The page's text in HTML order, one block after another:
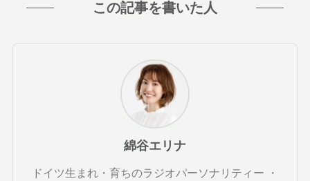
この記事を書いた人
綿谷エリナ
ドイツ生まれ・育ちのラジオパーソナリティー ・